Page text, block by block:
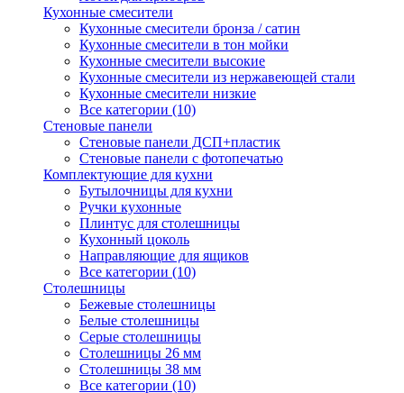
Кухонные смесители
Кухонные смесители бронза / сатин
Кухонные смесители в тон мойки
Кухонные смесители высокие
Кухонные смесители из нержавеющей стали
Кухонные смесители низкие
Все категории (10)
Стеновые панели
Стеновые панели ДСП+пластик
Стеновые панели с фотопечатью
Комплектующие для кухни
Бутылочницы для кухни
Ручки кухонные
Плинтус для столешницы
Кухонный цоколь
Направляющие для ящиков
Все категории (10)
Столешницы
Бежевые столешницы
Белые столешницы
Серые столешницы
Столешницы 26 мм
Столешницы 38 мм
Все категории (10)